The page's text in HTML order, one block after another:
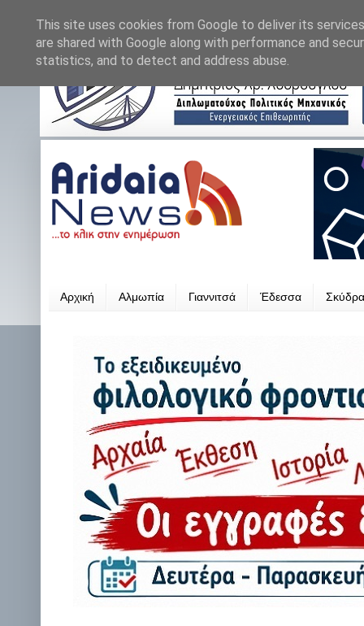
Αρχική Αλμωπία Γιαννιτσά Έδεσσα Σκύδρα
This site uses cookies from Google to deliver its
are shared with Google along with performance and
statistics, and to detect and address abuse.